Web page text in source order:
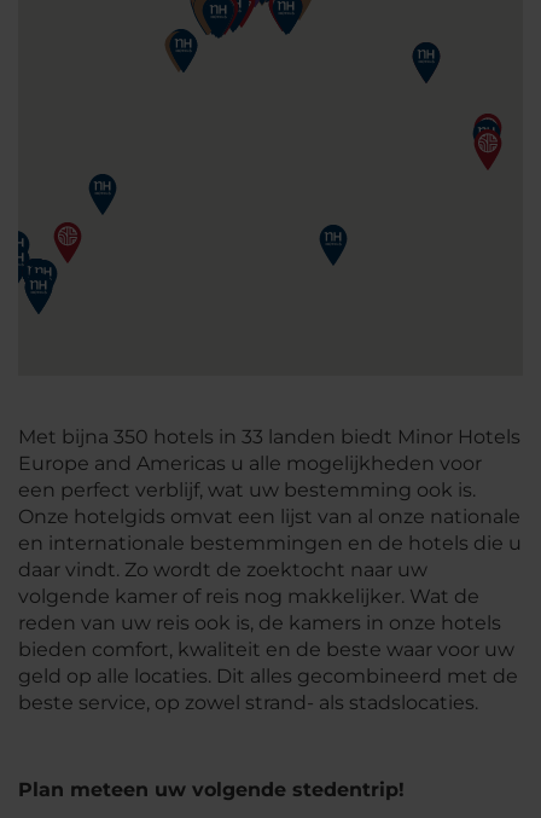
Met bijna 350 hotels in 33 landen biedt Minor Hotels
Europe and Americas u alle mogelijkheden voor
een perfect verblijf, wat uw bestemming ook is.
Onze hotelgids omvat een lijst van al onze nationale
en internationale bestemmingen en de hotels die u
daar vindt. Zo wordt de zoektocht naar uw
volgende kamer of reis nog makkelijker. Wat de
reden van uw reis ook is, de kamers in onze hotels
bieden comfort, kwaliteit en de beste waar voor uw
geld op alle locaties. Dit alles gecombineerd met de
beste service, op zowel strand- als stadslocaties.
Plan meteen uw volgende stedentrip!